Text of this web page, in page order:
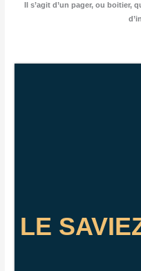
Il s’agit d’un pager, ou boi­tier,
LE